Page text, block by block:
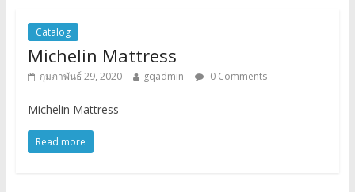
Catalog
Michelin Mattress
กุมภาพันธ์ 29, 2020 gqadmin 0 Comments
Michelin Mattress
Read more